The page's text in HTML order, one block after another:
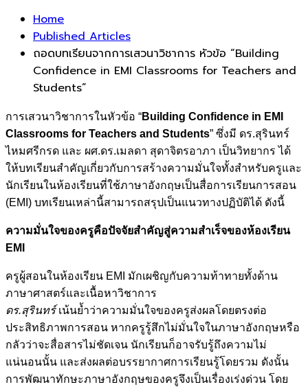
Home
Published Articles
ถอดบทเรียนจากการเสวนาวิชาการ หัวข้อ “Building
Confidence in EMI Classrooms for Teachers and
Students”
การเสวนาวิชาการในหัวข้อ “Building Confidence in EMI
Classrooms for Teachers and Students” ซึ่งมี ดร.สุรินทร์
ไหมศรีกรด และ ผศ.ดร.เมลดา สุดาจิตรอาภา เป็นวิทยากร ได้
ให้บทเรียนสำคัญเกี่ยวกับการสร้างความมั่นใจทั้งสำหรับครูและ
นักเรียนในห้องเรียนที่ใช้ภาษาอังกฤษเป็นสื่อการเรียนการสอน
(EMI) บทเรียนเหล่านี้สามารถสรุปเป็นแนวทางปฏิบัติได้ ดังนี้
ความมั่นใจของครูคือปัจจัยสำคัญสู่ความสำเร็จของห้องเรียน
EMI
ครูผู้สอนในห้องเรียน EMI มักเผชิญกับความท้าทายทั้งด้าน
ภาษาศาสตร์และเนื้อหาวิชาการ
ดร.สุรินทร์เน้นย้ำว่าความมั่นใจของครูส่งผลโดยตรงต่อ
ประสิทธิภาพการสอน หากครูรู้สึกไม่มั่นใจในภาษาอังกฤษหรือ
กลัวว่าจะสื่อสารไม่ชัดเจน นักเรียนก็อาจรับรู้ถึงความไม่
แน่นอนนั้น และส่งผลต่อบรรยากาศการเรียนรู้โดยรวม ดังนั้น
การพัฒนาทักษะภาษาอังกฤษของครูจึงเป็นเรื่องเร่งด่วน โดย